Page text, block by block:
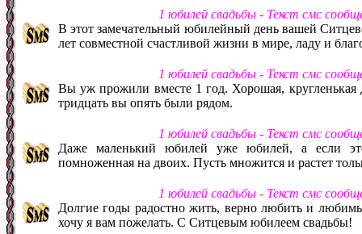
1 юбилей свадьбы - Текст смс
В этот замечательный юбилейный день вашей
лет совместной счастливой жизни в мире, ладу и
1 юбилей свадьбы - Текст смс
Вы уж прожили вместе 1 год. Хорошая, кругленькая
тридцать вы опять были рядом.
1 юбилей свадьбы - Текст смс
Даже маленький юбилей уже юбилей, а если
помноженная на двоих. Пусть множится и растет
1 юбилей свадьбы - Текст смс
Долгие годы радостно жить, верно любить и
хочу я вам пожелать. С Ситцевым юбилеем свадьбы!